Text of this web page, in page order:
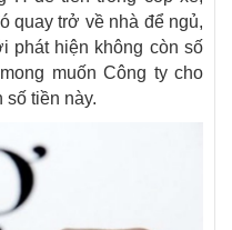
quay trở về nhà để ngủ,
phát hiện không còn số
muốn Công ty cho
số tiền này.